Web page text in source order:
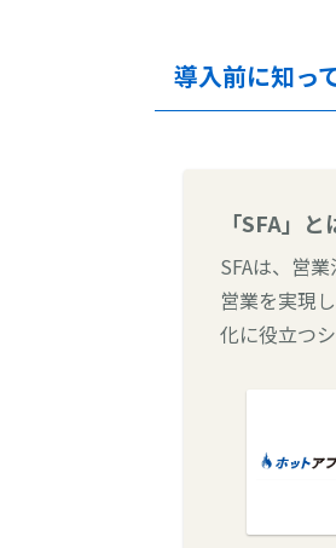
導入前に知っ
「SFA」と
SFAは、営
営業を実現
化に役立つ